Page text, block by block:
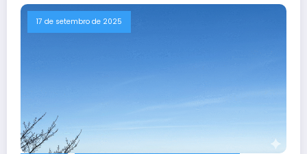
17 de setembro de 2025